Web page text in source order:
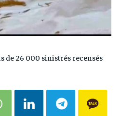
de 26 000 sinistrés recensés